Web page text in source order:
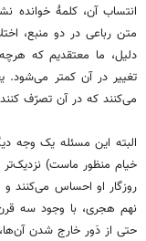
انتساب آن، کلمۀ خوانده
متن رباعی در دو منبع،
دلیل، ما معتقدیم که
تغییر در آن کمتر می‌شود.
می‌کنند که در آن تصرّف
البته این مسئله یک وجه
خیام منظور ماست)
روزگار او احساس می‌کنند
نهم هجری، با وجود سه
حتی از دَور خارج شدن